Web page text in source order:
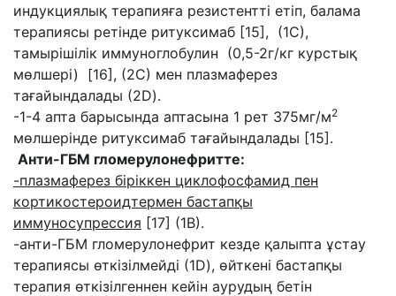
индукциялық терапияға резистентті етіп, балама
терапиясы ретінде ритуксимаб [15], (1С),
тамырішілік иммуноглобулин (0,5-2г/кг курстық
мөлшері) [16], (2С) мен плазмаферез
тағайындалады (2D).
-1-4 апта барысында аптасына 1 рет 375мг/м2
мөлшерінде ритуксимаб тағайындалады [15].
Анти-ГБМ гломерулонефритте:
-плазмаферез біріккен циклофосфамид пен
кортикостероидтермен бастапқы
иммуносупрессия [17] (1В).
-анти-ГБМ гломерулонефрит кезде қалыпта ұстау
терапиясы өткізілмейді (1D), өйткені бастапқы
терапия өткізілгеннен кейін аурудың бетін